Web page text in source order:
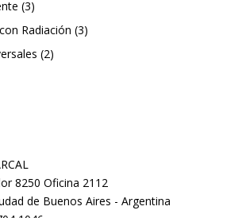
(3)
Radiación (3)
(2)
8250 Oficina 2112
de Buenos Aires - Argentina